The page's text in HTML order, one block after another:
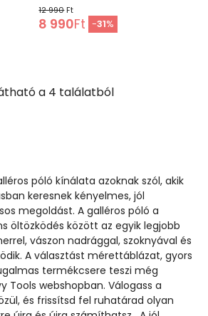
12 990Ft
8 990Ft -31%
a 4 találatból
póló kínálata azoknak szól, akik
keresnek kényelmes, jól
megoldást. A galléros póló a
öltözködés között az egyik legjobb
vászon nadrággal, szoknyával és
A választást mérettáblázat, gyors
termékcsere teszi még
Tools webshopban. Válogass a
és frissítsd fel ruhatárad olyan